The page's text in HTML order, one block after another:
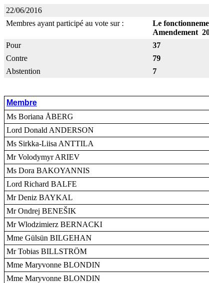
22/06/2016
Membres ayant participé au vote sur :
Le
Amendement
Pour
37
Contre
79
Abstention
7
Membre
Ms Boriana ÅBERG
Lord Donald ANDERSON
Ms Sirkka-Liisa ANTTILA
Mr Volodymyr ARIEV
Ms Dora BAKOYANNIS
Lord Richard BALFE
Mr Deniz BAYKAL
Mr Ondrej BENEŠIK
Mr Wlodzimierz BERNACKI
Mme Gülsün BILGEHAN
Mr Tobias BILLSTRÖM
Mme Maryvonne BLONDIN
Mme Maryvonne BLONDIN